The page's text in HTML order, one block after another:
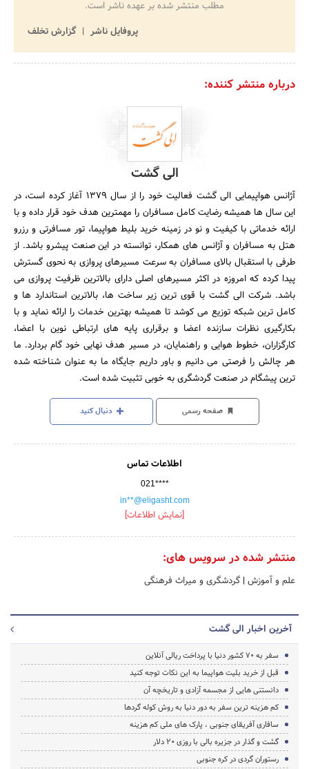
مطلب منتشر شده بر عهده ناشر است.
پروفایل ناشر
گزارش تخلف
درباره منتشر کننده:
الی گشت
آژانس هواپیمایی الی گشت فعالیت خود را از سال 1379 آغاز کرده است، در
این سال ها همیشه رضایت کامل مسافران را مهمترین هدف خود قرار داده و با
ارائه خدماتی با کیفیت و نو در زمینه خرید بلیط هواپیما، تور مسافرتی و رزرو
هتل به مسافران و آژانس های همکار، توانسته در این صنعت پیشرو باشد. از
طرفی با استقبال بالای مسافران به سرعت مسیرهای پروازی به نحوی گسترش
پیدا کرده که امروزه در اکثر مسیرهای اصلی دارای بالاترین ظرفیت پروازی می
باشد. شرکت الی گشت با قوی ترین زیر ساخت ها، بالاترین استاندارد ها و
کامل ترین شبکه توزیع می کوشد تا همیشه بهترین خدمات را ارائه نماید و با
بکارگیری نظرات سازنده اعضا و برقراری پایه های ارتباطی نوین با اعضا،
کارگزاران، خطوط هوایی و راهنمایان، در مسیر هدف نهایی خود گام بردارد. ما
هر چالش را فرصتی می دانیم و باور داریم جایگاه ما به عنوان شناخته شده
ترین پیشگام در صنعت گردشگری به خوبی تثبیت شده است.
صفحه رسمی دنبال کنید
اطلاعات تماس
021****
in**@eligasht.com
[نمایش اطلاعات]
منتشر شده در سرویس های:
علم و آموزش | گردشگری و میراث فرهنگی
آخرین اخبار الی گشت
سفر به 70 کشور دنیا با پرداخت ریالی آنلاین
قبل از خرید بلیت هواپیما به این نکات توجه کنید
دانستنی هایی از مجسمه آزادی و تاریخچه آن
کم هزینه ترین سفر به دور دنیا به روش کوله گردها
سافاری آفریقای جنوبی ، پارک های ملی کم هزینه
گشت و گذار در جزیره بالی با روزی ۲۰ دلار
رستوران گردی در کره جنوبی